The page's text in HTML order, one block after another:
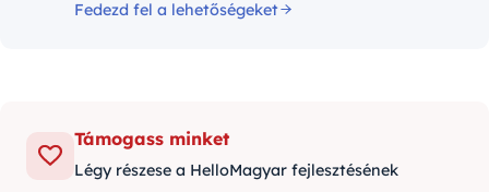
Fedezd fel a lehetőségeket
Támogass minket
Légy részese a HelloMagyar fejlesztésének